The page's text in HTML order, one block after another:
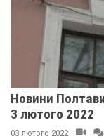
Новини
3 лютого 2022
03 лютого 2022